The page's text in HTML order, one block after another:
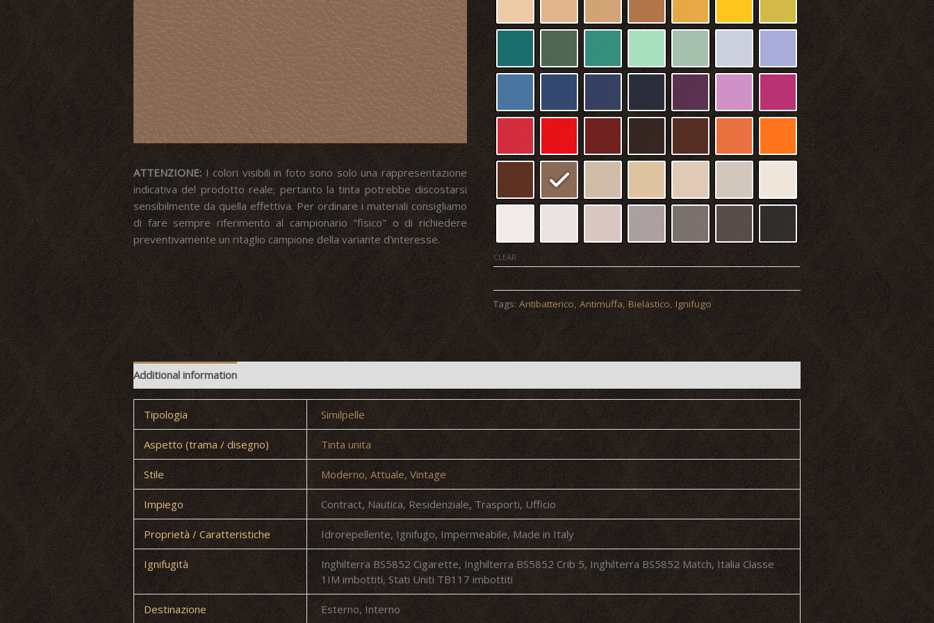
ATTENZIONE:I colori visibili in foto sono solo una rappresentazione
indicativa del prodotto reale; pertanto la tinta potrebbe discostarsi
sensibilmente da quella effettiva. Per ordinare i materiali consigliamo
di fare sempre riferimento al campionario "fisico" o di richiedere
preventivamente un ritaglio campione della variante d'interesse.
CLEAR
FLEXO
quantity
Tags:Antibatterico,Antimuffa,Bielastico,Ignifugo
Additional information
Tipologia Similpelle
Aspetto (trama / disegno) Tinta unita
Stile Moderno,Attuale,Vintage
Impiego Contract, Nautica, Residenziale, Trasporti, Ufficio
Proprietà / Caratteristiche Idrorepellente, Ignifugo, Impermeabile, Made in Italy
Ignifugità
Inghilterra BS5852 Cigarette, Inghilterra BS5852 Crib 5, Inghilterra BS5852 Match, Italia Classe
1IM imbottiti, Stati Uniti TB117 imbottiti
Destinazione Esterno, Interno